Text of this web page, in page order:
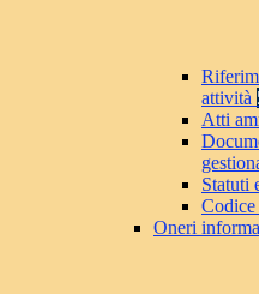
attività
Atti
Statuti
Codice
Oneri